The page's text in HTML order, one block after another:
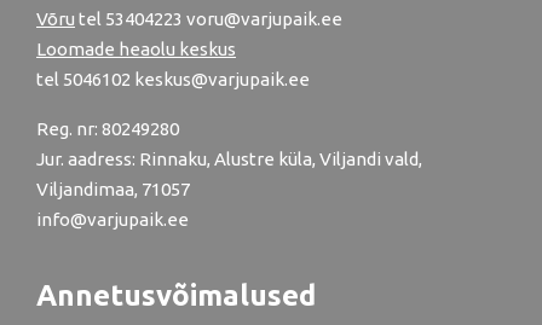
Võru tel 53404223 voru@varjupaik.ee
Loomade heaolu keskus
tel 5046102 keskus@varjupaik.ee
Reg. nr: 80249280
Jur. aadress: Rinnaku, Alustre küla, Viljandi vald,
Viljandimaa, 71057
info@varjupaik.ee
Annetusvõimalused